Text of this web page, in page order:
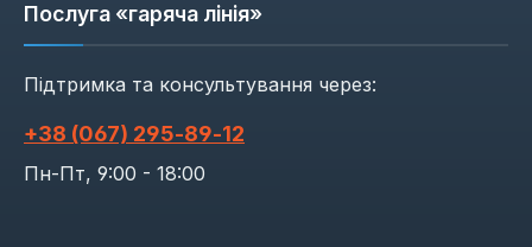
Послуга «гаряча лінія»
Підтримка та консультування через:
+38 (067) 295‑89‑12
Пн-Пт, 9:00 - 18:00